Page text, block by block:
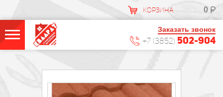
КОРЗИНА 0
Заказать звонок
+7 (3852) 502-904